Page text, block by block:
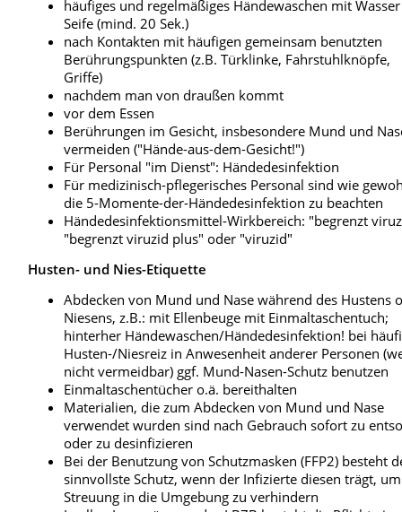
häufiges und regelmäßiges Händewaschen mit
Seife (mind. 20 Sek.)
nach Kontakten mit häufigen gemeinsam benutzten
Berührungspunkten (z.B. Türklinke, Fahrstuhlknöpfe,
Griffe)
nachdem man von draußen kommt
vor dem Essen
Berührungen im Gesicht, insbesondere Mund und
vermeiden ("Hände-aus-dem-Gesicht!")
Für Personal "im Dienst": Händedesinfektion
Für medizinisch-pflegerisches Personal sind wie
die 5-Momente-der-Händedesinfektion zu beachten
Händedesinfektionsmittel-Wirkbereich: "begrenzt
"begrenzt viruzid plus" oder "viruzid"
Husten- und Nies-Etiquette
Abdecken von Mund und Nase während des Hustens
Niesens, z.B.: mit Ellenbeuge mit Einmaltaschentuch;
hinterher Händewaschen/Händedesinfektion! bei
Husten-/Niesreiz in Anwesenheit anderer Personen
nicht vermeidbar) ggf. Mund-Nasen-Schutz benutzen
Einmaltaschentücher o.ä. bereithalten
Materialien, die zum Abdecken von Mund und Nase
verwendet wurden sind nach Gebrauch sofort zu
oder zu desinfizieren
Bei der Benutzung von Schutzmasken (FFP2) besteht
sinnvollste Schutz, wenn der Infizierte diesen trägt,
Streuung in die Umgebung zu verhindern